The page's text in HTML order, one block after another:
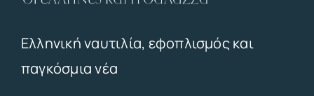
Ελληνική ναυτιλία, εφοπλισμός και
παγκόσμια νέα